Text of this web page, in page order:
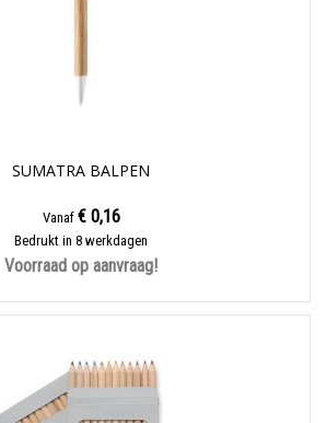
SUMATRA BALPEN
Vanaf € 0,16
Bedrukt in 8 werkdagen
Voorraad op aanvraag!